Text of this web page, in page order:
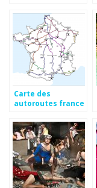
Carte des
autoroutes france